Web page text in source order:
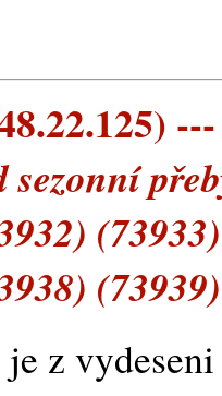
sezonní
z